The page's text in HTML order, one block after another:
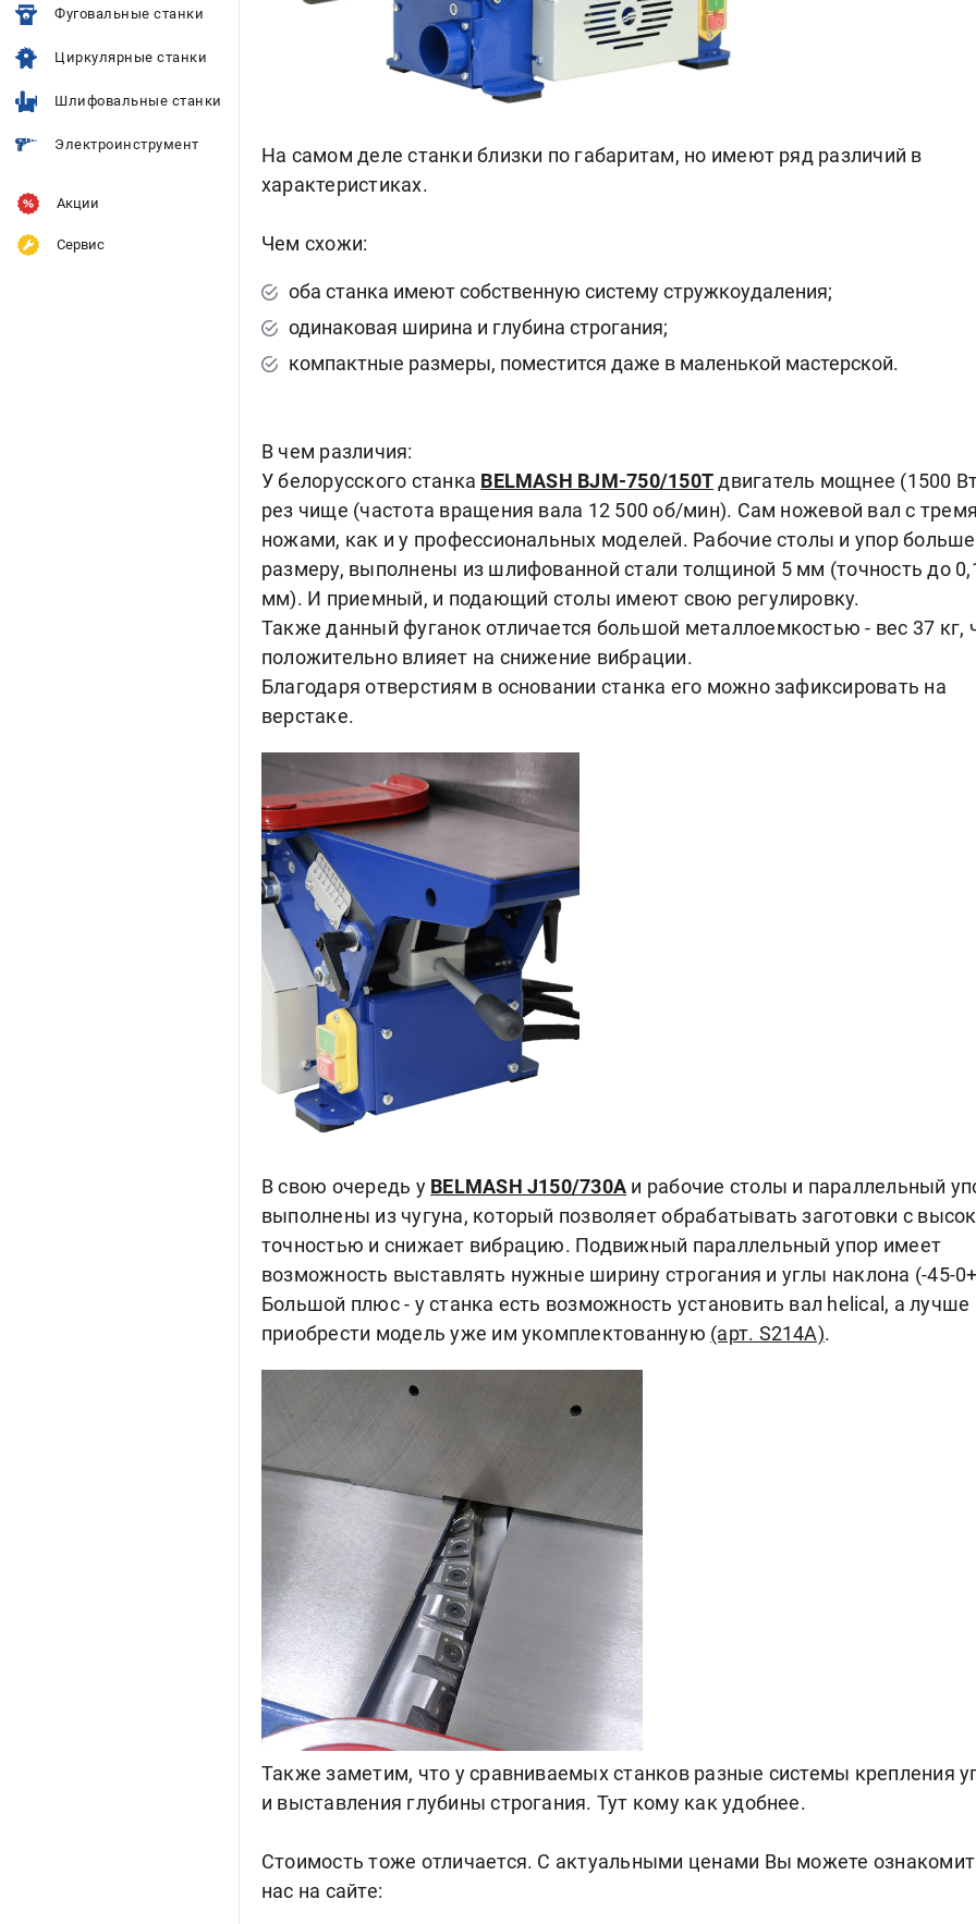
Фуговальные станки
Циркулярные станки
Шлифовальные станки
Электроинструмент
Акции
Сервис
На самом деле станки близки по габаритам, но имеют ряд различий в
характеристиках.
Чем схожи:
оба станка имеют собственную систему стружкоудаления;
одинаковая ширина и глубина строгания;
компактные размеры, поместится даже в маленькой мастерской.
В чем различия:
У белорусского станка BELMASH BJM-750/150Tдвигатель мощнее (1500
рез чище (частота вращения вала 12 500 об/мин). Сам ножевой вал с тремя
ножами, как и у профессиональных моделей. Рабочие столы и упор
размеру, выполнены из шлифованной стали толщиной 5 мм (точность до
мм). И приемный, и подающий столы имеют свою регулировку.
Также данный фуганок отличается большой металлоемкостью - вес 37 кг,
положительно влияет на снижение вибрации.
Благодаря отверстиям в основании станка его можно зафиксировать на
верстаке.
В свою очередь у BELMASH J150/730A и рабочие столы и параллельный
выполнены из чугуна, который позволяет обрабатывать заготовки с
точностью и снижает вибрацию. Подвижный параллельный упор имеет
возможность выставлять нужные ширину строгания и углы наклона (-45-
Большой плюс - у станка есть возможность установить вал helical, а лучше
приобрести модель уже им укомплектованную (арт. S214A).
Также заметим, что у сравниваемых станков разные системы крепления
и выставления глубины строгания. Тут кому как удобнее.
Стоимость тоже отличается. С актуальными ценами Вы можете
нас на сайте: